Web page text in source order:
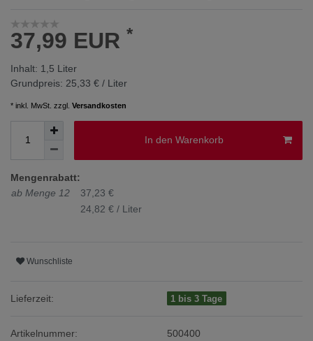
37,99 EUR *
Inhalt: 1,5 Liter
Grundpreis: 25,33 € / Liter
* inkl. MwSt. zzgl. Versandkosten
In den Warenkorb
Mengenrabatt:
ab Menge 12
37,23 €
24,82 € / Liter
Wunschliste
Lieferzeit: 1 bis 3 Tage
Artikelnummer:
500400